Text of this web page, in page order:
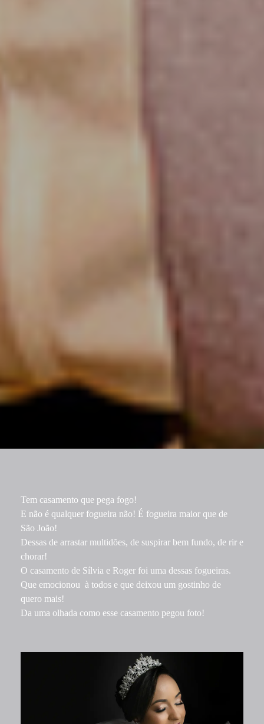
Tem casamento que pega fogo!
E não é qualquer fogueira não! É fogueira maior que de
São João!
Dessas de arrastar multidões, de suspirar bem fundo, de rir e
chorar!
O casamento de Sílvia e Roger foi uma dessas fogueiras.
Que emocionou à todos e que deixou um gostinho de
quero mais!
Da uma olhada como esse casamento pegou foto!